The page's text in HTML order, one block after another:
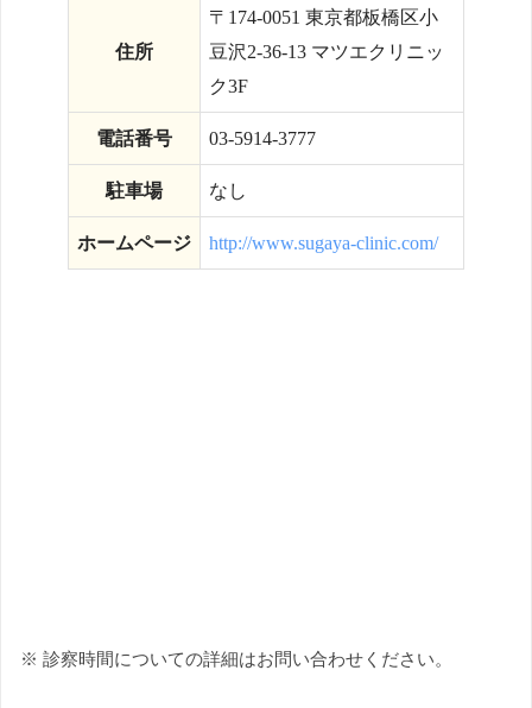
住所
〒174-0051 東京都板橋区小
豆沢2-36-13 マツエクリニッ
ク3F
電話番号 03-5914-3777
駐車場 なし
ホームページ http://www.sugaya-clinic.com/
※ 診察時間についての詳細はお問い合わせください。